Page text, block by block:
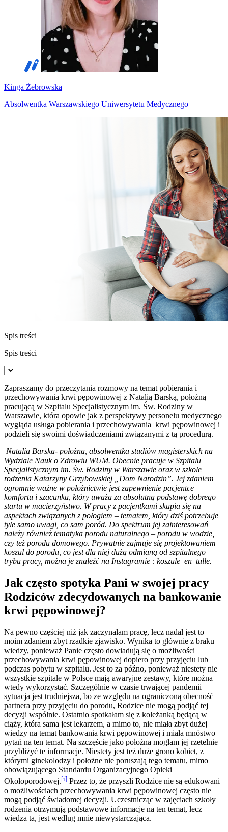
Kinga Żebrowska
Absolwentka Warszawskiego Uniwersytetu Medycznego
Spis treści
Spis treści
Zapraszamy do przeczytania rozmowy na temat pobierania i
przechowywania krwi pępowinowej z Natalią Barską, położną
pracującą w Szpitalu Specjalistycznym im. Św. Rodziny w
Warszawie, która opowie jak z perspektywy personelu medycznego
wygląda usługa pobierania i przechowywania krwi pępowinowej i
podzieli się swoimi doświadczeniami związanymi z tą procedurą.
Natalia Barska- położna, absolwentka studiów magisterskich na
Wydziale Nauk o Zdrowiu WUM. Obecnie pracuje w Szpitalu
Specjalistycznym im. Św. Rodziny w Warszawie oraz w szkole
rodzenia Katarzyny Grzybowskiej „Dom Narodzin”. Jej zdaniem
ogromnie ważne w położnictwie jest zapewnienie pacjentce
komfortu i szacunku, który uważa za absolutną podstawę dobrego
startu w macierzyństwo. W pracy z pacjentkami skupia się na
aspektach związanych z połogiem – tematem, który dziś potrzebuje
tyle samo uwagi, co sam poród. Do spektrum jej zainteresowań
należy również tematyka porodu naturalnego – porodu w wodzie,
czy też porodu domowego. Prywatnie zajmuje się projektowaniem
koszul do porodu, co jest dla niej dużą odmianą od szpitalnego
trybu pracy, można je znaleźć na Instagramie : koszule_en_tulle.
Jak często spotyka Pani w swojej pracy
Rodziców zdecydowanych na bankowanie
krwi pępowinowej?
Na pewno częściej niż jak zaczynałam pracę, lecz nadal jest to
moim zdaniem zbyt rzadkie zjawisko. Wynika to głównie z braku
wiedzy, ponieważ Panie często dowiadują się o możliwości
przechowywania krwi pępowinowej dopiero przy przyjęciu lub
podczas pobytu w szpitalu. Jest to za późno, ponieważ niestety nie
wszystkie szpitale w Polsce mają awaryjne zestawy, które można
wtedy wykorzystać. Szczególnie w czasie trwającej pandemii
sytuacja jest trudniejsza, bo ze względu na ograniczoną obecność
partnera przy przyjęciu do porodu, Rodzice nie mogą podjąć tej
decyzji wspólnie. Ostatnio spotkałam się z koleżanką będącą w
ciąży, która sama jest lekarzem, a mimo to, nie miała zbyt dużej
wiedzy na temat bankowania krwi pępowinowej i miała mnóstwo
pytań na ten temat. Na szczęście jako położna mogłam jej rzetelnie
przybliżyć te informacje. Niestety jest też duże grono kobiet, z
którymi ginekolodzy i położne nie poruszają tego tematu, mimo
obowiązującego Standardu Organizacyjnego Opieki
Okołoporodowej.[i] Przez to, że przyszli Rodzice nie są edukowani
o możliwościach przechowywania krwi pępowinowej często nie
mogą podjąć świadomej decyzji. Uczestnicząc w zajęciach szkoły
rodzenia otrzymują podstawowe informacje na ten temat, lecz
wiedza ta, jest według mnie niewystarczająca.